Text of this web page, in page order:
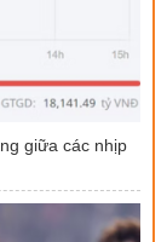
giữa các nhịp